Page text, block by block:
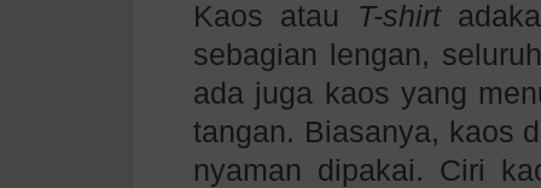
Kaos atau T-shirt
sebagian lengan,
ada juga kaos yang
tangan. Biasanya, kaos
nyaman dipakai. Ciri